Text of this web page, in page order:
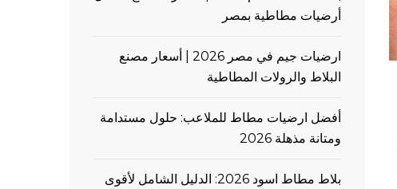
أرضيات مطاطية بمصر
ارضيات جيم في مصر 2026 | أسعار مصنع
البلاط والرولات المطاطية
أفضل ارضيات مطاط للملاعب: حلول مستدامة
ومتانة مذهلة 2026
بلاط مطاط اسود 2026: الدليل الشامل لأقوى